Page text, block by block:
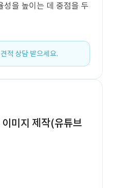
성을 높이는 데 중점을 두
적 상담 받으세요.
미지 제작(유튜브